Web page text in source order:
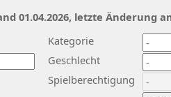
Kategorie
Geschlecht
Spielberechtigung
01.04.2026, letzte Änderung